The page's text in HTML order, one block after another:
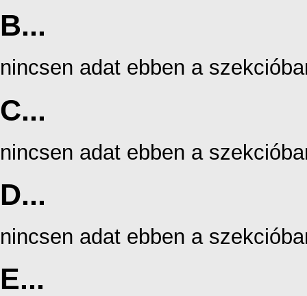
B...
nincsen adat ebben a
C...
nincsen adat ebben a
D...
nincsen adat ebben a
E...